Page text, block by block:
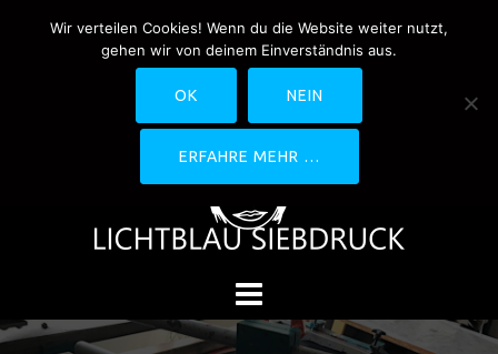
0170-4800361
drucken@lichtblau-
siebdruck.de
Schwedlerstraße 1 - 5 60314
Wir verteilen Cookies! Wenn du die Website weiter nutzt,
gehen wir von deinem Einverständnis aus.
OK NEIN
ERFAHRE MEHR …